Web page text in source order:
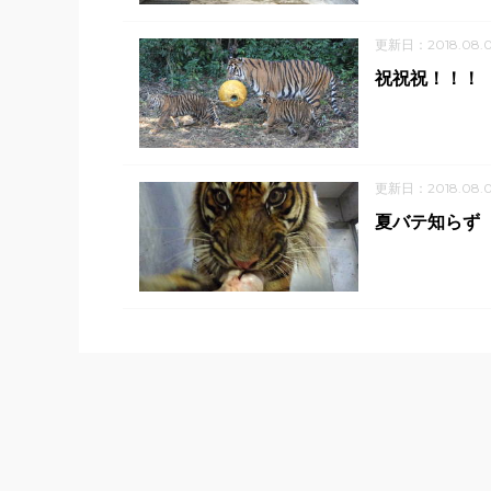
更新日：
祝祝祝！！！
更新日：
夏バテ知らず